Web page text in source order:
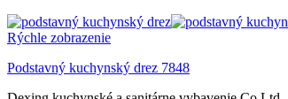
Rýchle zobrazenie
Podstavný kuchynský drez 7848